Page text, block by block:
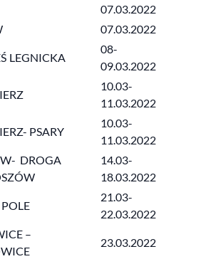
07.03.2022
07.03.2022
LEGNICKA
08-
09.03.2022
10.03-
11.03.2022
PSARY
10.03-
11.03.2022
DROGA
14.03-
18.03.2022
21.03-
22.03.2022
–
23.03.2022